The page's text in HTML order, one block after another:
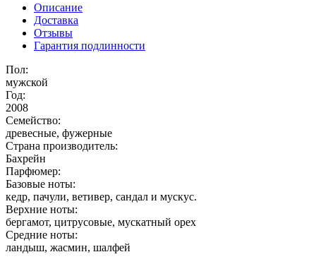
Описание
Доставка
Отзывы
Гарантия подлинности
Пол:
мужской
Год:
2008
Семейство:
древесные, фужерные
Страна производитель:
Бахрейн
Парфюмер:
Базовые ноты:
кедр, пачули, ветивер, сандал и мускус.
Верхние ноты:
бергамот, цитрусовые, мускатный орех
Средние ноты:
ландыш, жасмин, шалфей